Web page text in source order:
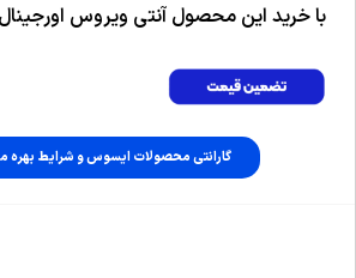
با خرید این محصول آنتی ویروس
گارانتی محصولات ایسوس و شرایط بهره